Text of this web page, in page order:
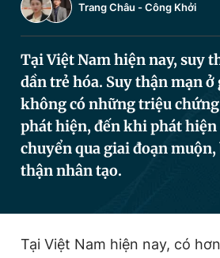
Tiện ích Bạn
Thông tin tòa soạn Liên
Đọc Thanh Niên trên điện thoại
Trang Châu -Công Khởi
Tại Việt Nam hiện nay, suy
dần trẻ hóa. Suy thận mạn
không có những triệu
phát hiện, đến khi phát
chuyển qua giai đoạn
thận nhân tạo.
Tại Việt Nam hiện nay, có